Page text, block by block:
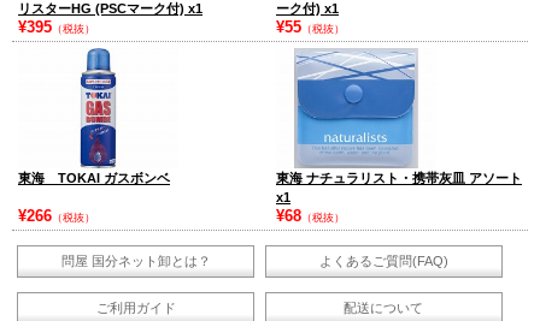
リスターHG (PSCマーク付) x1
¥395 （税抜）
ーク付) x1
¥55 （税抜）
東海 TOKAI ガスボンベ
¥266 （税抜）
東海 ナチュラリスト・携帯灰皿 アソート
x1
¥68 （税抜）
問屋 国分ネット卸とは？ よくあるご質問(FAQ)
ご利用ガイド 配送について